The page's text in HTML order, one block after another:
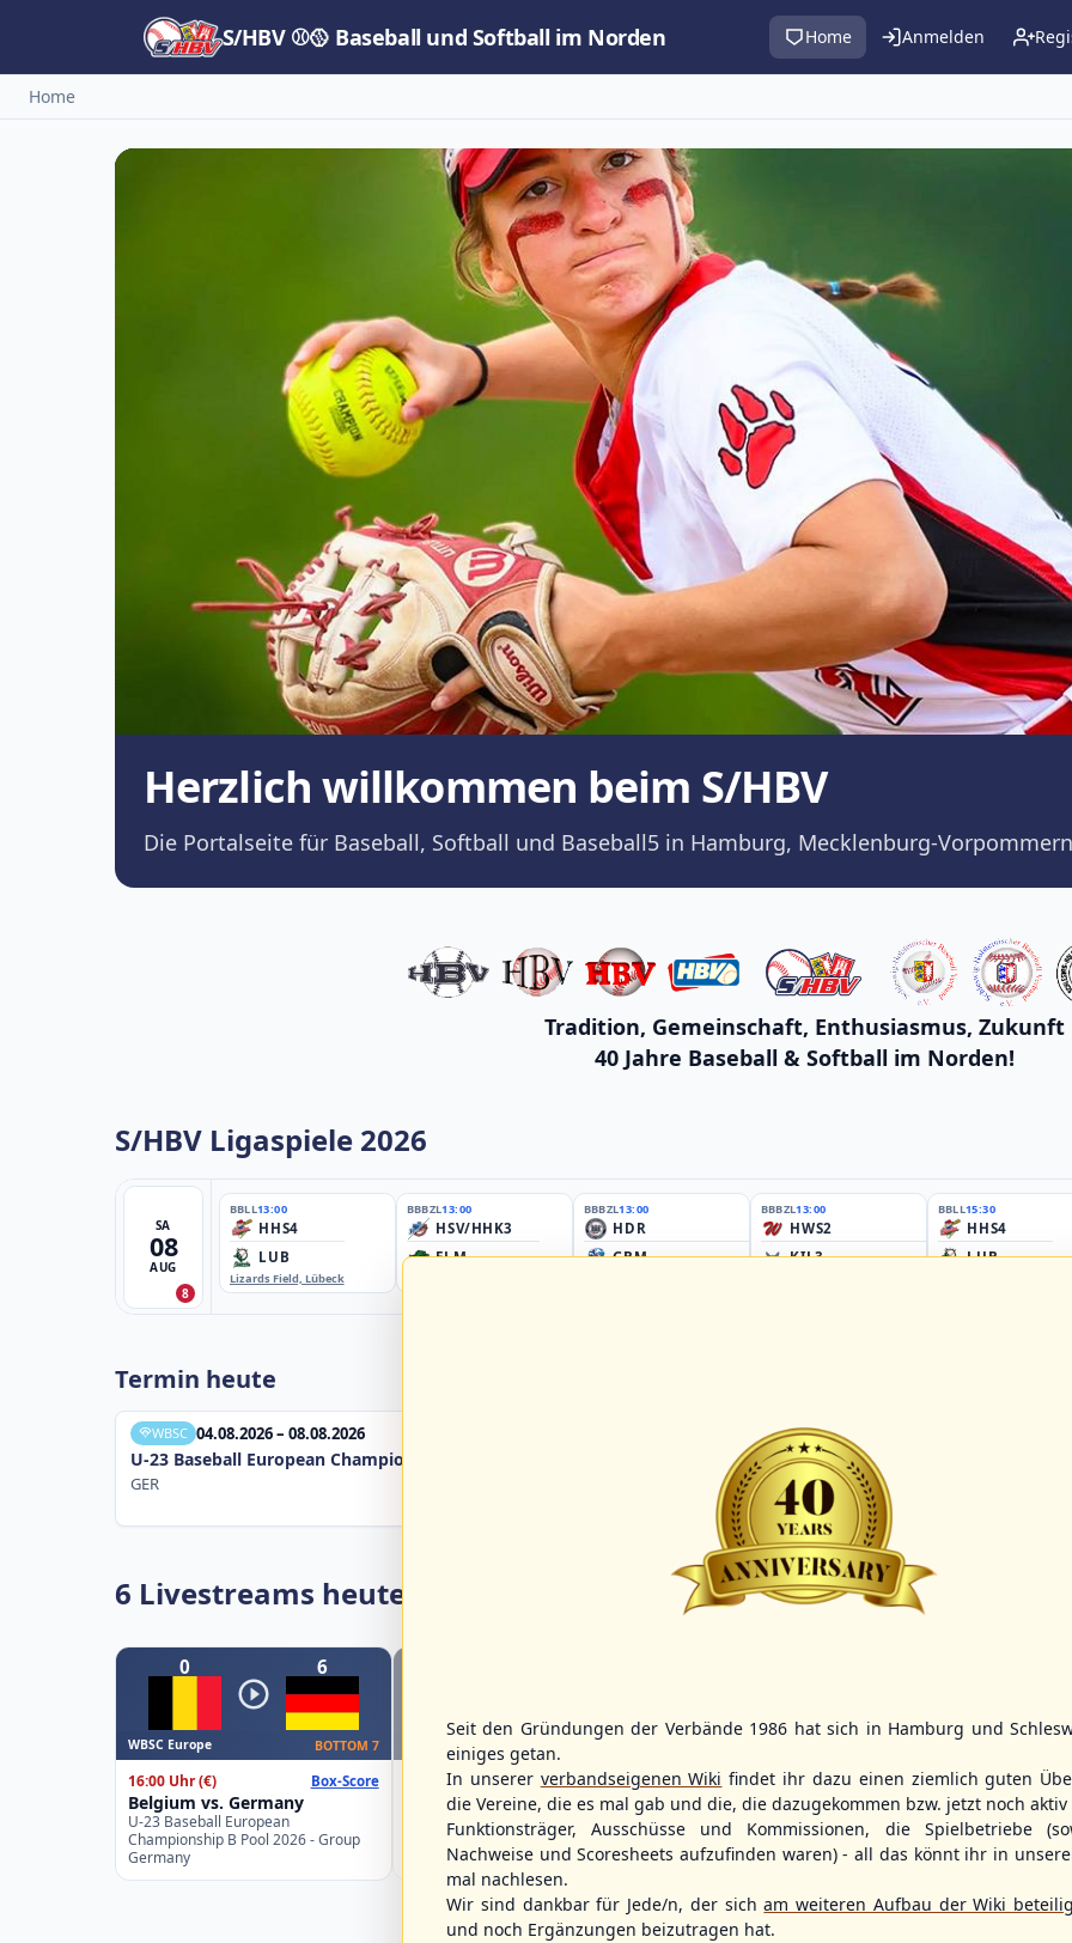
S/HBV ⚾🥎 Baseball und Softball im Norden Home Anmelden
Home
Herzlich willkommen beim S/HBV
Die Portalseite für Baseball, Softball und Baseball5 in Hamburg, Mecklenburg-
Tradition, Gemeinschaft, Enthusiasmus, Zukunft
40 Jahre Baseball & Softball im Norden!
S/HBV Ligaspiele 2026
SA
08
AUG
8
BBLL13:00
HHS4
LUB
Lizards Field, Lübeck
BBBZL13:00
HSV/HHK3
ELM
BBBZL13:00
HDR
GBM
BBBZL13:00
HWS2
KIL3
BBLL15:30
HHS4
LUB
Termin heute
WBSC 04.08.2026 – 08.08.2026
U-23 Baseball European Championship B Pool 2026 - Group Germany
GER
6 Livestreams heute
0 6
WBSC Europe BOTTOM 7
16:00 Uhr(€) Box-Score
Belgium vs. Germany
U-23 Baseball European
Championship B Pool 2026 - Group
Germany
WBSC Europe
15:00 Uhr(€) Box-Score
Slovakia vs. Spain
U-23 Baseball European
Championship B Pool 2026 - Group
12:00 Uhr(€) Box-Score
Poland vs. Sweden
U-23 Baseball European
Championship B Pool 2026 - Group
Germany
WBSC Europe
11:30 Uhr(€)
Switzerland
U-23 Baseball
Championship B
Spain
Seit den Gründungen der Verbände 1986 hat sich in Hamburg und
einiges getan.
In unserer verbandseigenen Wiki findet ihr dazu einen ziemlich guten
die Vereine, die es mal gab und die, die dazugekommen bzw. jetzt noch aktiv
Funktionsträger, Ausschüsse und Kommissionen, die Spielbetriebe
Nachweise und Scoresheets aufzufinden waren) - all das könnt ihr in
mal nachlesen.
Wir sind dankbar für Jede/n, der sicham weiteren Aufbau der Wiki
und noch Ergänzungen beizutragen hat.